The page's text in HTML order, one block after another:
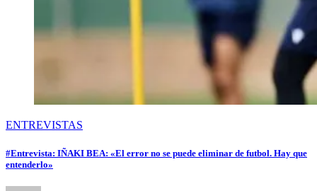
ENTREVISTAS
#Entrevista: IÑAKI BEA: «El error no se puede eliminar de futbol. Hay que
entenderlo»